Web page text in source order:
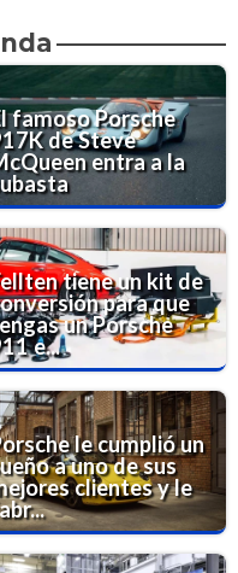
famoso Porsche
de Steve
entra a la
tiene un kit de
para que
un Porsche
e...
le cumplió un
a uno de sus
clientes y le